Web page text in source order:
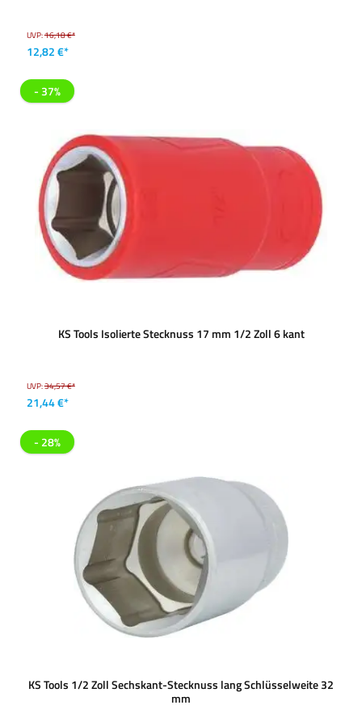
UVP:16,18 €*
12,82 €*
- 37%
KS Tools Isolierte Stecknuss 17 mm 1/2 Zoll 6 kant
UVP:34,57 €*
21,44 €*
- 28%
KS Tools 1/2 Zoll Sechskant-Stecknuss lang Schlüsselweite 32
mm